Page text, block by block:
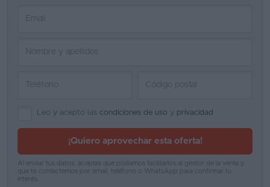
2026
Leo y acepto las condiciones de uso y privacidad
¡Quiero aprovechar esta oferta!
Al enviar tus datos, aceptas que podamos facilitarlos al gestor de la venta y
que te contactemos por email, teléfono o WhatsApp para confirmar tu
interés.